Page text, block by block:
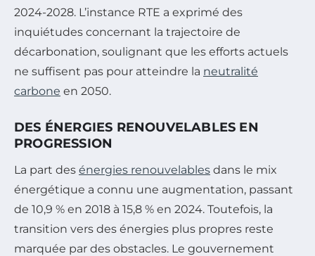
2024-2028. L’instance RTE a exprimé des
inquiétudes concernant la trajectoire de
décarbonation, soulignant que les efforts actuels
ne suffisent pas pour atteindre la neutralité
carbone en 2050.
DES ÉNERGIES RENOUVELABLES EN
PROGRESSION
La part des énergies renouvelables dans le mix
énergétique a connu une augmentation, passant
de 10,9 % en 2018 à 15,8 % en 2024. Toutefois, la
transition vers des énergies plus propres reste
marquée par des obstacles. Le gouvernement